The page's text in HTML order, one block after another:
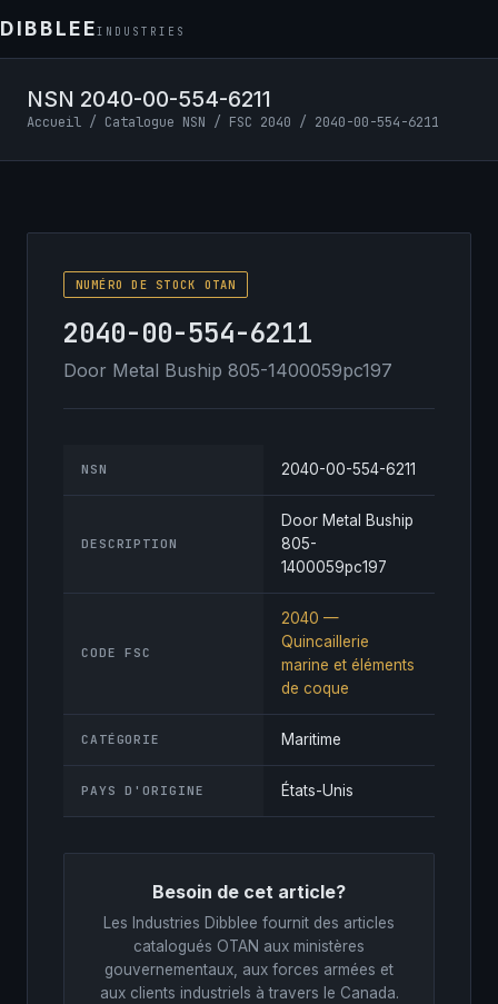
DIBBLEEINDUSTRIES
NSN 2040-00-554-6211
Accueil / Catalogue NSN / FSC 2040 / 2040-00-554-6211
NUMÉRO DE STOCK OTAN
2040-00-554-6211
Door Metal Buship 805-1400059pc197
NSN 2040-00-554-6211
DESCRIPTION
Door Metal Buship
805-
1400059pc197
CODE FSC
2040 —
Quincaillerie
marine et éléments
de coque
CATÉGORIE Maritime
PAYS D'ORIGINE États-Unis
Besoin de cet article?
Les Industries Dibblee fournit des articles
catalogués OTAN aux ministères
gouvernementaux, aux forces armées et
aux clients industriels à travers le Canada.